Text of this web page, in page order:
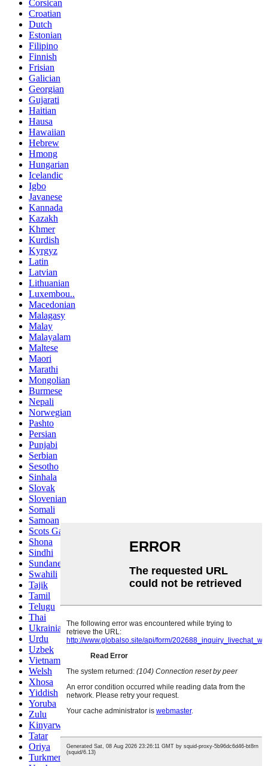
Corsican
Croatian
Dutch
Estonian
Filipino
Finnish
Frisian
Galician
Georgian
Gujarati
Haitian
Hausa
Hawaiian
Hebrew
Hmong
Hungarian
Icelandic
Igbo
Javanese
Kannada
Kazakh
Khmer
Kurdish
Kyrgyz
Latin
Latvian
Lithuanian
Luxembou..
Macedonian
Malagasy
Malay
Malayalam
Maltese
Maori
Marathi
Mongolian
Burmese
Nepali
Norwegian
Pashto
Persian
Punjabi
Serbian
Sesotho
Sinhala
Slovak
Slovenian
Somali
Samoan
Scots Gaelic
Shona
Sindhi
Sundanese
Swahili
Tajik
Tamil
Telugu
Thai
Ukrainian
Urdu
Uzbek
Vietnamese
Welsh
Xhosa
Yiddish
Yoruba
Zulu
Kinyarwanda
Tatar
Oriya
Turkmen